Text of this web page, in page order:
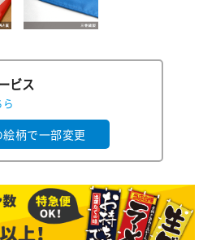
ビス
ら
絵柄で一部変更